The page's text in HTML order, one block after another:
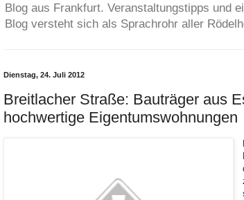
Blog aus Frankfurt. Veranstaltungstipps und
Blog versteht sich als Sprachrohr aller
Dienstag, 24. Juli 2012
Breitlacher Straße: Bauträger aus
hochwertige Eigentumswohnungen